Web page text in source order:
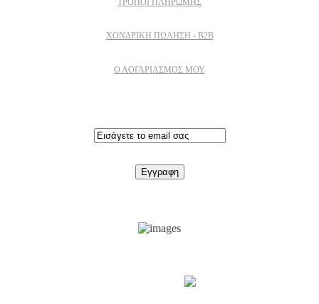
ΤΡΌΠΟΙ ΠΛΗΡΩΜΉΣ
ΧΟΝΔΡΙΚΉ ΠΏΛΗΣΗ - B2B
Ο ΛΟΓΑΡΙΑΣΜΟΣ ΜΟΥ